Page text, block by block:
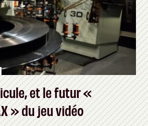
et le futur «
» du jeu vidéo